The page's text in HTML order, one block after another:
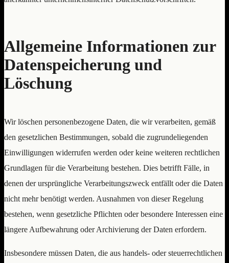
Allgemeine Informationen zur
Datenspeicherung und
Löschung
Wir löschen personenbezogene Daten, die wir verarbeiten, gemäß
den gesetzlichen Bestimmungen, sobald die zugrundeliegenden
Einwilligungen widerrufen werden oder keine weiteren rechtlichen
Grundlagen für die Verarbeitung bestehen. Dies betrifft Fälle, in
denen der ursprüngliche Verarbeitungszweck entfällt oder die Daten
nicht mehr benötigt werden. Ausnahmen von dieser Regelung
bestehen, wenn gesetzliche Pflichten oder besondere Interessen eine
längere Aufbewahrung oder Archivierung der Daten erfordern.
Insbesondere müssen Daten, die aus handels- oder steuerrechtlichen